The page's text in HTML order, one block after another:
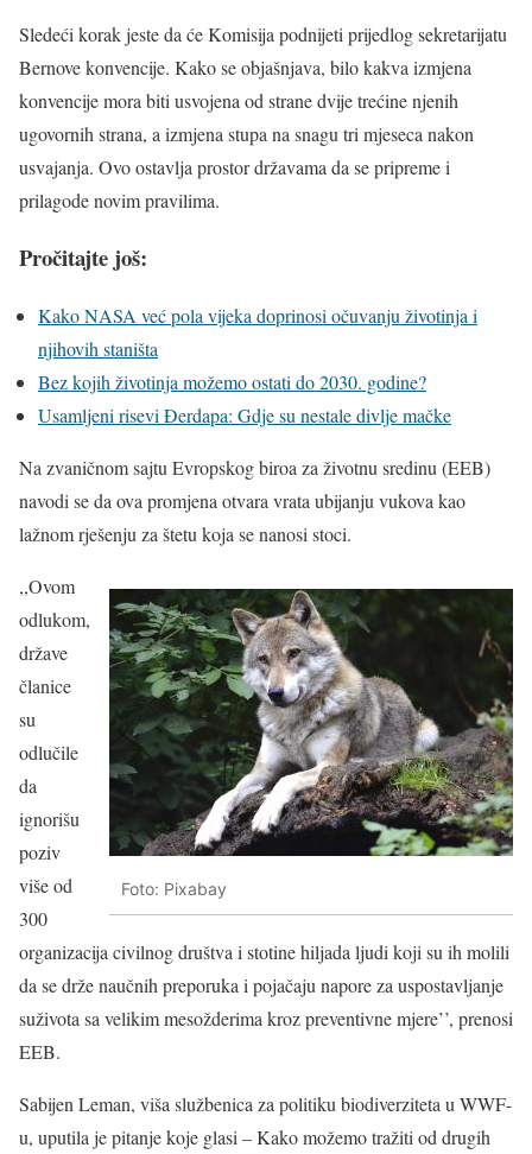
Sledeći korak jeste da će Komisija podnijeti prijedlog sekretarijatu
Bernove konvencije. Kako se objašnjava, bilo kakva izmjena
konvencije mora biti usvojena od strane dvije trećine njenih
ugovornih strana, a izmjena stupa na snagu tri mjeseca nakon
usvajanja. Ovo ostavlja prostor državama da se pripreme i
prilagode novim pravilima.
Pročitajte još:
Kako NASA već pola vijeka doprinosi očuvanju životinja i
njihovih staništa
Bez kojih životinja možemo ostati do 2030. godine?
Usamljeni risevi Đerdapa: Gdje su nestale divlje mačke
Na zvaničnom sajtu Evropskog biroa za životnu sredinu (EEB)
navodi se da ova promjena otvara vrata ubijanju vukova kao
lažnom rješenju za štetu koja se nanosi stoci.
Foto: Pixabay
,,Ovom
odlukom,
države
članice
su
odlučile
da
ignorišu
poziv
više od
300
organizacija civilnog društva i stotine hiljada ljudi koji su ih molili
da se drže naučnih preporuka i pojačaju napore za uspostavljanje
suživota sa velikim mesožderima kroz preventivne mjere’’, prenosi
EEB.
Sabijen Leman, viša službenica za politiku biodiverziteta u WWF-
u, uputila je pitanje koje glasi – Kako možemo tražiti od drugih